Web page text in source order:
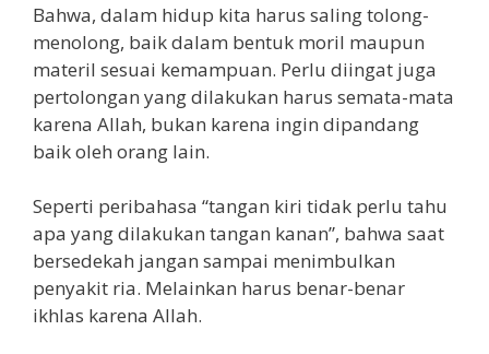
Bahwa, dalam hidup kita harus saling tolong-
menolong, baik dalam bentuk moril maupun
materil sesuai kemampuan. Perlu diingat juga
pertolongan yang dilakukan harus semata-mata
karena Allah, bukan karena ingin dipandang
baik oleh orang lain.
Seperti peribahasa “tangan kiri tidak perlu tahu
apa yang dilakukan tangan kanan”, bahwa saat
bersedekah jangan sampai menimbulkan
penyakit ria. Melainkan harus benar-benar
ikhlas karena Allah.